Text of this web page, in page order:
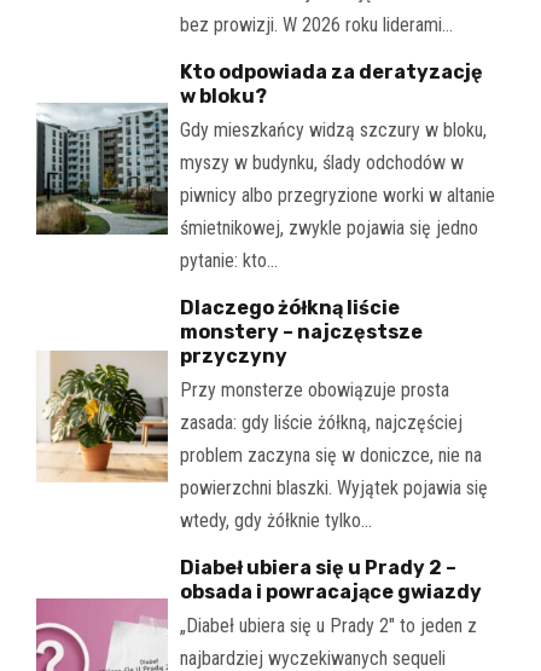
bez prowizji. W 2026 roku liderami…
Kto odpowiada za deratyzację
w bloku?
Gdy mieszkańcy widzą szczury w bloku,
myszy w budynku, ślady odchodów w
piwnicy albo przegryzione worki w altanie
śmietnikowej, zwykle pojawia się jedno
pytanie: kto…
Dlaczego żółkną liście
monstery – najczęstsze
przyczyny
Przy monsterze obowiązuje prosta
zasada: gdy liście żółkną, najczęściej
problem zaczyna się w doniczce, nie na
powierzchni blaszki. Wyjątek pojawia się
wtedy, gdy żółknie tylko…
Diabeł ubiera się u Prady 2 –
obsada i powracające gwiazdy
„Diabeł ubiera się u Prady 2" to jeden z
najbardziej wyczekiwanych sequeli